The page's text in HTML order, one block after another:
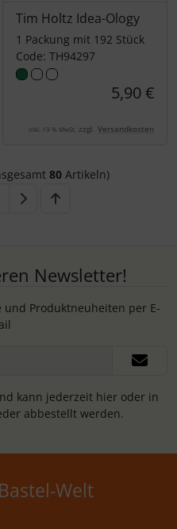
Tim Holtz Idea-Ology
1 Packung mit 192 Stück
Code: TH94297
5,90 €
inkl. 19 % MwSt. zzgl. Versandkosten
80Artikeln)
Newsletter!
und Produktneuheiten per E-
kann jederzeit hier oder in
abbestellt werden.
Welt
Bastel-Welt